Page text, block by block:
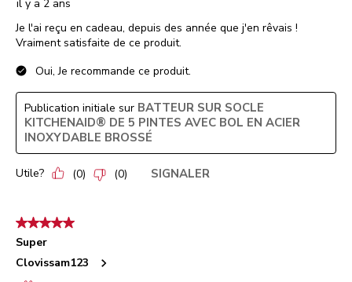
il y a 2 ans
Je l'ai reçu en cadeau, depuis des année que j'en rêvais !
Vraiment satisfaite de ce produit.
Oui, Je recommande ce produit.
Publication initiale sur BATTEUR SUR SOCLE
KITCHENAID® DE 5 PINTES AVEC BOL EN ACIER
INOXYDABLE BROSSÉ
Utile? (0) (0) SIGNALER
5 étoile(s) sur 5.
Super
Clovissam123